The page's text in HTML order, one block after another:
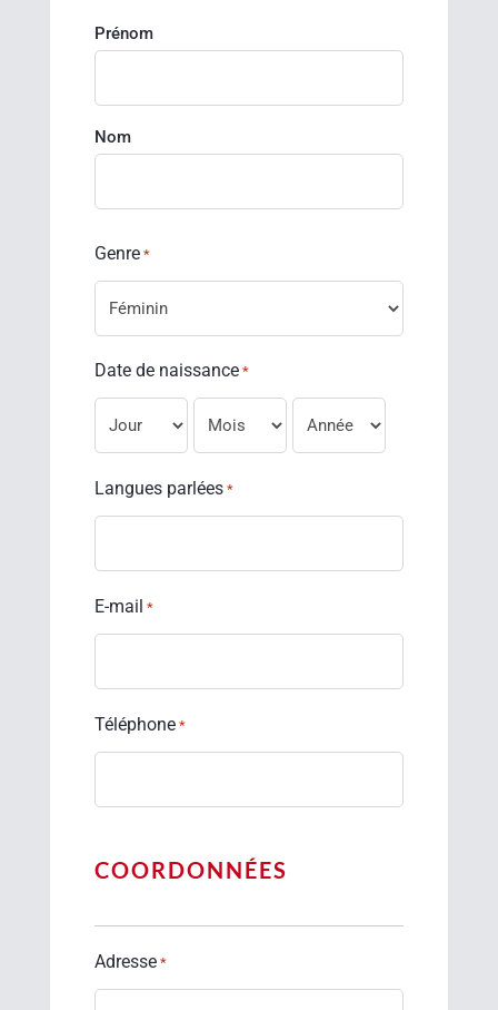
Prénom
Nom
Genre *
Date de naissance *
Langues parlées *
E-mail *
Téléphone *
COORDONNÉES
Adresse *